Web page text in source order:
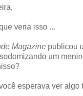
veria isso ...
Magazine publicou
um
esperava ver algo